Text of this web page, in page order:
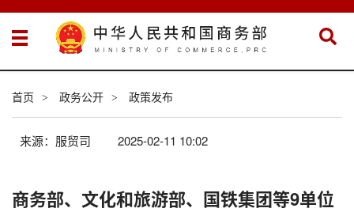
首页 > 政务公开 > 政策发布
来源：服贸司 2025-02-11 10:02
商务部、文化和旅游部、国铁集团等9单位